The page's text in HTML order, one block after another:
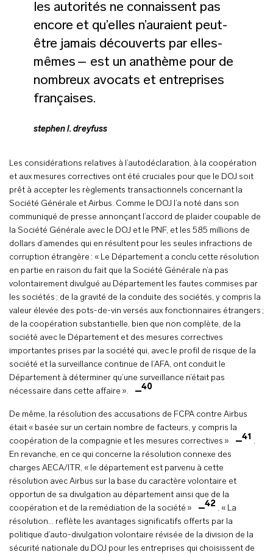
les autorités ne connaissent pas
encore et qu’elles n’auraient peut-
être jamais découverts par elles-
mêmes – est un anathème pour de
nombreux avocats et entreprises
françaises.
stephen l. dreyfuss
Les considérations relatives à l’autodéclaration, à la coopération
et aux mesures correctives ont été cruciales pour que le DOJ soit
prêt à accepter les règlements transactionnels concernant la
Société Générale et Airbus. Comme le DOJ l’a noté dans son
communiqué de presse annonçant l’accord de plaider coupable de
la Société Générale avec le DOJ et le PNF, et les 585 millions de
dollars d’amendes qui en résultent pour les seules infractions de
corruption étrangère : « Le Département a conclu cette résolution
en partie en raison du fait que la Société Générale n’a pas
volontairement divulgué au Département les fautes commises par
les sociétés ; de la gravité de la conduite des sociétés, y compris la
valeur élevée des pots-de-vin versés aux fonctionnaires étrangers ;
de la coopération substantielle, bien que non complète, de la
société avec le Département et des mesures correctives
importantes prises par la société qui, avec le profil de risque de la
société et la surveillance continue de l’AFA, ont conduit le
Département à déterminer qu’une surveillance n’était pas
nécessaire dans cette affaire ».
40
De même, la résolution des accusations de FCPA contre Airbus
était « basée sur un certain nombre de facteurs, y compris la
coopération de la compagnie et les mesures correctives »
41 .
En revanche, en ce qui concerne la résolution connexe des
charges AECA/ITR, « le département est parvenu à cette
résolution avec Airbus sur la base du caractère volontaire et
opportun de sa divulgation au département ainsi que de la
coopération et de la remédiation de la société »
42 . « La
résolution… reflète les avantages significatifs offerts par la
politique d’auto-divulgation volontaire révisée de la division de la
sécurité nationale du DOJ pour les entreprises qui choisissent de